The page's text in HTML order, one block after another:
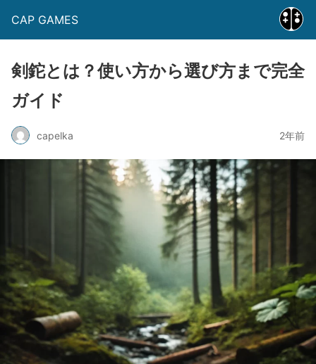
CAP GAMES
剣鉈とは？使い方から選び方まで完全
ガイド
capelka 2年前